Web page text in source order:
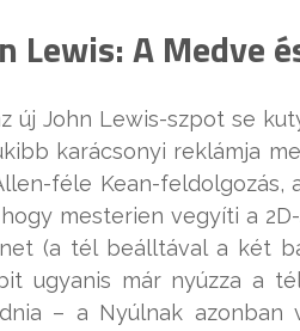
Lewis: A Medve
új John Lewis-szpot se
karácsonyi reklámja
féle Kean-feldolgozás,
hogy mesterien vegyíti a
(a tél beálltával a két
ugyanis már nyúzza a
– a Nyúlnak